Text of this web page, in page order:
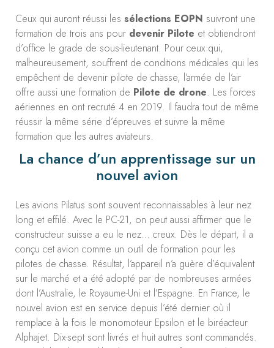
Ceux qui auront réussi les sélections EOPN suivront une
formation de trois ans pour devenir Pilote et obtiendront
d’office le grade de sous-lieutenant. Pour ceux qui,
malheureusement, souffrent de conditions médicales qui les
empêchent de devenir pilote de chasse, l’armée de l’air
offre aussi une formation de Pilote de drone. Les forces
aériennes en ont recruté 4 en 2019. Il faudra tout de même
réussir la même série d’épreuves et suivre la même
formation que les autres aviateurs.
La chance d’un apprentissage sur un
nouvel avion
Les avions Pilatus sont souvent reconnaissables à leur nez
long et effilé. Avec le PC-21, on peut aussi affirmer que le
constructeur suisse a eu le nez… creux. Dès le départ, il a
conçu cet avion comme un outil de formation pour les
pilotes de chasse. Résultat, l’appareil n’a guère d’équivalent
sur le marché et a été adopté par de nombreuses armées
dont l’Australie, le Royaume-Uni et l’Espagne. En France, le
nouvel avion est en service depuis l’été dernier où il
remplace à la fois le monomoteur Epsilon et le biréacteur
Alphajet. Dix-sept sont livrés et huit autres sont commandés.